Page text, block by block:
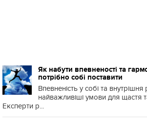
Як набути впевненості та
потрібно собі поставити
Впевненість у собі та
найважливіші умови для щастя
Експерти р...